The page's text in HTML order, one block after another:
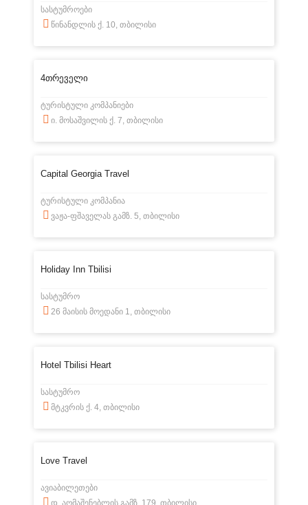
სასტუმროები
წინანდლის ქ. 10, თბილისი
4თრეველი
ტურისტული კომპანიები
ი. მოსაშვილის ქ. 7, თბილისი
Capital Georgia Travel
ტურისტული კომპანია
ვაჟა-ფშაველას გამზ. 5, თბილისი
Holiday Inn Tbilisi
სასტუმრო
26 მაისის მოედანი 1, თბილისი
Hotel Tbilisi Heart
სასტუმრო
მტკვრის ქ. 4, თბილისი
Love Travel
ავიაბილეთები
დ. აღმაშენებლის გამზ. 179, თბილისი